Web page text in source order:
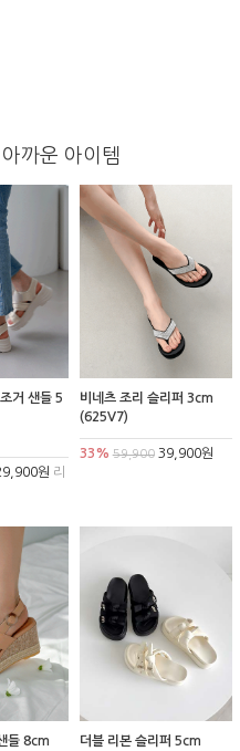
까운 아이템
거 샌들 5
원 리
비네츠 조리 슬리퍼 3cm
(625V7)
33% 59,90039,900원
들 8cm
더블 리본 슬리퍼 5cm